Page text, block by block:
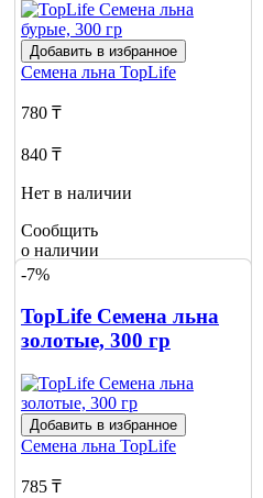
Добавить в избранное
Семена льна TopLife
780 ₸
840 ₸
Нет в наличии
Сообщить
о наличии
-7%
TopLife Cемена льна
золотые, 300 гр
Добавить в избранное
Семена льна TopLife
785 ₸